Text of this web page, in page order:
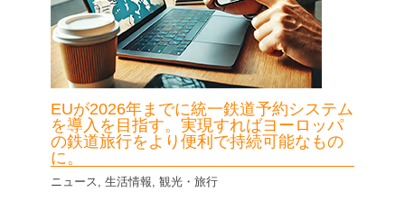
EUが2026年までに統一鉄道予約システム
を導入を目指す。実現すればヨーロッパ
の鉄道旅行をより便利で持続可能なもの
に。
ニュース ,生活情報 ,観光・旅行